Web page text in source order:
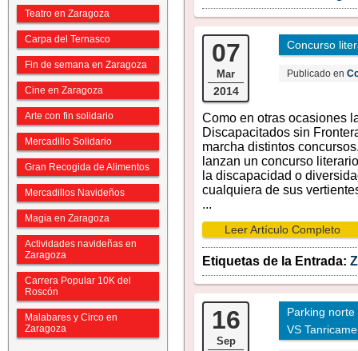
Teatro en Zaragoza
Carpa del Ternasco
Fin de semana en Zaragoza
Cine en Zaragoza
Arte con fin solidario
Mercadillo Solidario
Gran Recogida de Alimentos
Mercadillos Navideños
Magia en Zaragoza
Actividades navideñas en
Zaragoza
Carrera Popular 10K del
Roscón
Malabares y Circo en
Zaragoza
Concurso
07
Mar
2014
Publicado en
Como en otras ocasiones
Discapacitados sin
marcha distintos
lanzan un concurso
la discapacidad o
cualquiera de sus
...
Leer Artículo Completo
Etiquetas de la Entrada:
Parking
VS
16
Sep